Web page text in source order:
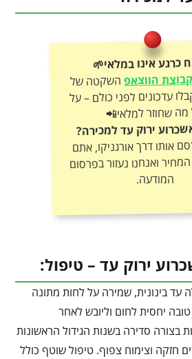
כרגע אינו במלאי🌱
הווצאפהשקטה של
אורגניקו וקבלו עדכונים לפני כולם – על
מה שחוזר למלאי📲
ירוק עד למכירה?
אותו דרך אורגניקו, אתם
ואנחנו נעזור בפרסום
המודעה.
ירוק עד – טיפול:
עד בינונית, שמירה על לחות מתונה
יחסית לחום וליובש לאחר
סדירה בשנות הגידול הראשונות
חזקה וצימוח צפוף. טיפול שוטף כולל